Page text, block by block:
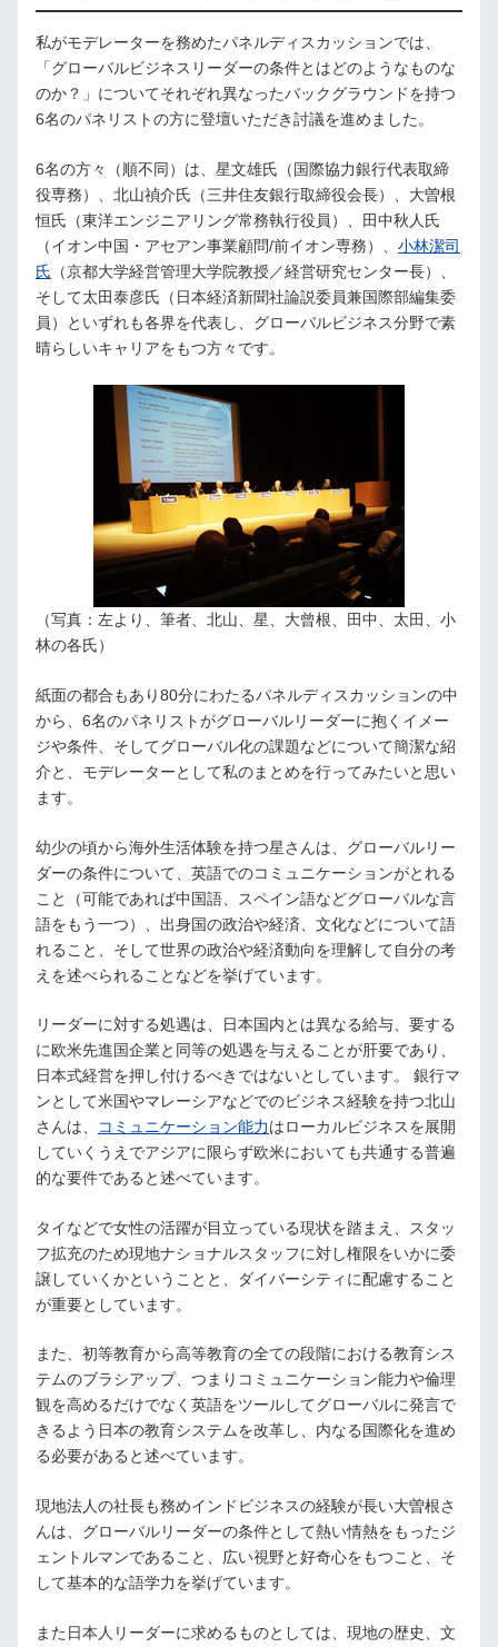
私がモデレーターを務めたパネルディスカッションでは、
「グローバルビジネスリーダーの条件とはどのようなものな
のか？」についてそれぞれ異なったバックグラウンドを持つ
6名のパネリストの方に登壇いただき討議を進めました。
6名の方々（順不同）は、星文雄氏（国際協力銀行代表取締
役専務）、北山禎介氏（三井住友銀行取締役会長）、大曽根
恒氏（東洋エンジニアリング常務執行役員）、田中秋人氏
（イオン中国・アセアン事業顧問/前イオン専務）、 小林潔司
氏 （京都大学経営管理大学院教授／経営研究センター長）、
そして太田泰彦氏（日本経済新聞社論説委員兼国際部編集委
員）といずれも各界を代表し、グローバルビジネス分野で素
晴らしいキャリアをもつ方々です。
（写真：左より、筆者、北山、星、大曾根、田中、太田、小
林の各氏）
紙面の都合もあり80分にわたるパネルディスカッションの中
から、6名のパネリストがグローバルリーダーに抱くイメー
ジや条件、そしてグローバル化の課題などについて簡潔な紹
介と、モデレーターとして私のまとめを行ってみたいと思い
ます。
幼少の頃から海外生活体験を持つ星さんは、グローバルリー
ダーの条件について、英語でのコミュニケーションがとれる
こと（可能であれば中国語、スペイン語などグローバルな言
語をもう一つ）、出身国の政治や経済、文化などについて語
れること、そして世界の政治や経済動向を理解して自分の考
えを述べられることなどを挙げています。
リーダーに対する処遇は、日本国内とは異なる給与、要する
に欧米先進国企業と同等の処遇を与えることが肝要であり、
日本式経営を押し付けるべきではないとしています。 銀行マ
ンとして米国やマレーシアなどでのビジネス経験を持つ北山
さんは、
コミュニケーション能力はローカルビジネスを展開
していくうえでアジアに限らず欧米においても共通する普遍
的な要件であると述べています。
タイなどで女性の活躍が目立っている現状を踏まえ、スタッ
フ拡充のため現地ナショナルスタッフに対し権限をいかに委
譲していくかということと、ダイバーシティに配慮すること
が重要としています。
また、初等教育から高等教育の全ての段階における教育シス
テムのブラシアップ、つまりコミュニケーション能力や倫理
観を高めるだけでなく英語をツールしてグローバルに発言で
きるよう日本の教育システムを改革し、内なる国際化を進め
る必要があると述べています。
現地法人の社長も務めインドビジネスの経験が長い大曽根さ
んは、グローバルリーダーの条件として熱い情熱をもったジ
ェントルマンであること、広い視野と好奇心をもつこと、そ
して基本的な語学力を挙げています。
また日本人リーダーに求めるものとしては、現地の歴史、文